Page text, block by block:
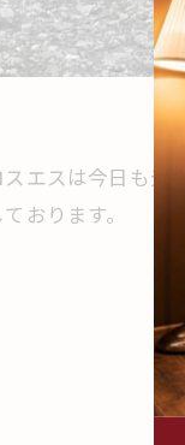
エスは今日も元
おります。